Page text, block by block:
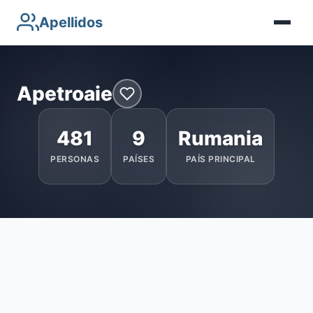
Apellidos
Apetroaie
481
PERSONAS
9
PAÍSES
Rumania
PAÍS PRINCIPAL